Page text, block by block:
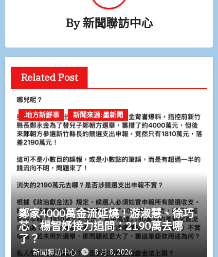
By新聞聯訪中心
Related Post
.地方新鮮事 新聞來源:墨新聞
鄭家4000萬金流延燒！游淑慧、徐巧
芯、楊智妤接力追問：2190萬去哪
了？
新聞聯訪中心 8 月 8, 2026